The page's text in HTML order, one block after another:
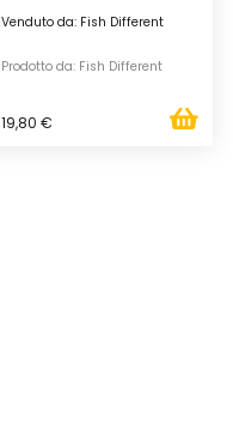
Venduto da: Fish Different
Prodotto da: Fish Different
19,80 €